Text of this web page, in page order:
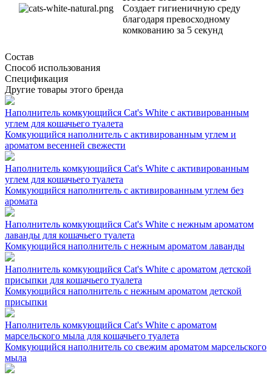
Создает гигиеничную среду
благодаря превосходному
комкованию за 5 секунд
Состав
Способ использования
Спецификация
Другие товары этого бренда
Наполнитель комкующийся Cat's White с активированным
углем для кошачьего туалета
Комкующийся наполнитель с активированным углем и
ароматом весенней свежести
Наполнитель комкующийся Cat's White с активированным
углем для кошачьего туалета
Комкующийся наполнитель с активированным углем без
аромата
Наполнитель комкующийся Cat's White с нежным ароматом
лаванды для кошачьего туалета
Комкующийся наполнитель с нежным ароматом лаванды
Наполнитель комкующийся Cat's White с ароматом детской
присыпки для кошачьего туалета
Комкующийся наполнитель с нежным ароматом детской
присыпки
Наполнитель комкующийся Cat's White с ароматом
марсельского мыла для кошачьего туалета
Комкующийся наполнитель со свежим ароматом марсельского
мыла